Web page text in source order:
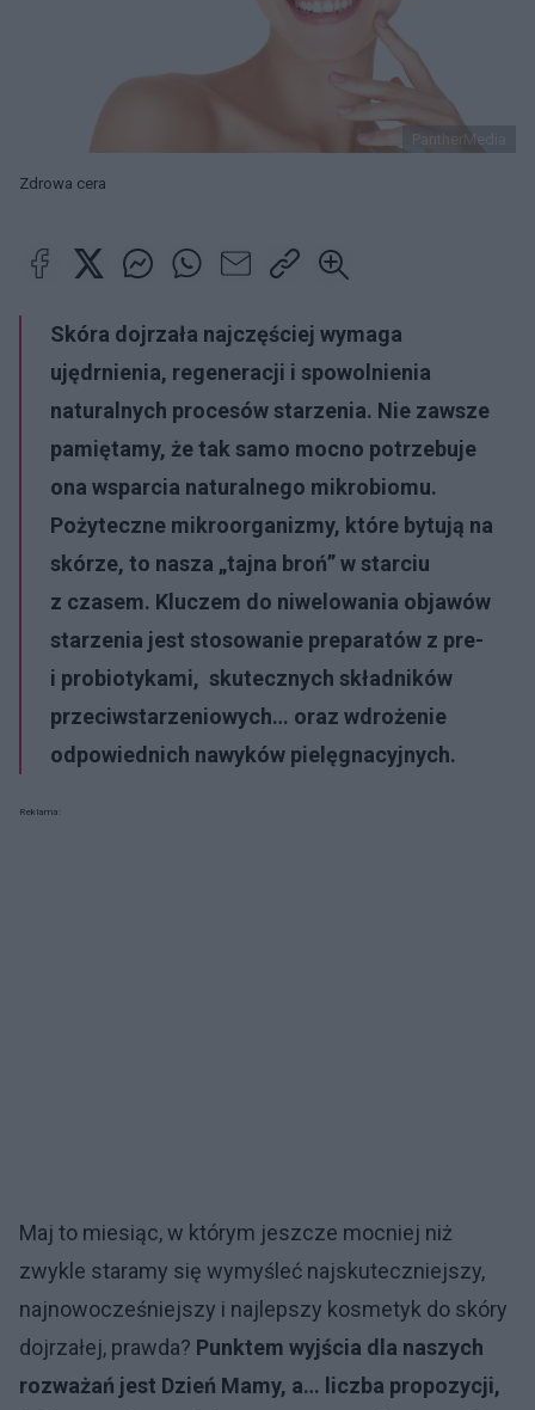
PantherMedia
Zdrowa cera
Skóra dojrzała najczęściej wymaga
ujędrnienia, regeneracji i spowolnienia
naturalnych procesów starzenia. Nie zawsze
pamiętamy, że tak samo mocno potrzebuje
ona wsparcia naturalnego mikrobiomu.
Pożyteczne mikroorganizmy, które bytują na
skórze, to nasza „tajna broń” w starciu
z czasem. Kluczem do niwelowania objawów
starzenia jest stosowanie preparatów z pre-
i probiotykami, skutecznych składników
przeciwstarzeniowych… oraz wdrożenie
odpowiednich nawyków pielęgnacyjnych.
Reklama:
Maj to miesiąc, w którym jeszcze mocniej niż
zwykle staramy się wymyśleć najskuteczniejszy,
najnowocześniejszy i najlepszy kosmetyk do skóry
dojrzałej, prawda? Punktem wyjścia dla naszych
rozważań jest Dzień Mamy, a… liczba propozycji,